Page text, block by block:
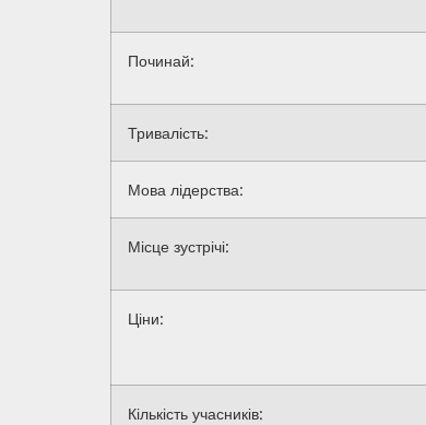
Починай:
Тривалість:
Мова лідерства:
Місце зустрічі:
Ціни:
Кількість учасників: